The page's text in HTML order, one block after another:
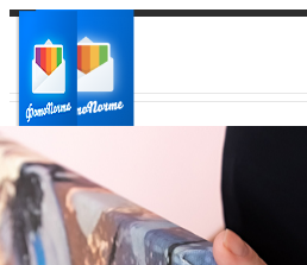
Ваш город:
Ваш регион доставки